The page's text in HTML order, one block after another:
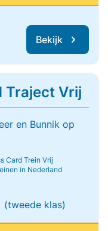
Bekijk
Traject Vrij
en Bunnik op
Card Trein Vrij
in Nederland
(tweede klas)